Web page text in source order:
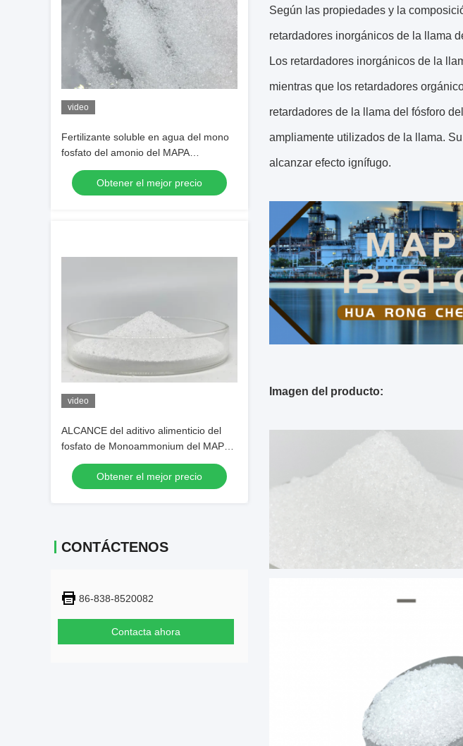
video
Fertilizante soluble en agua del mono
fosfato del amonio del MAPA
NH4H2PO4 de CAS 7722-76-1
Obtener el mejor precio
video
ALCANCE del aditivo alimenticio del
fosfato de Monoammonium del MAPA
de CAS 7722-76-1 ISO9001
Obtener el mejor precio
CONTÁCTENOS
86-838-8520082
Contacta ahora
Según las propiedades y la
retardadores inorgánicos de la llama
Los retardadores inorgánicos de la
mientras que los retardadores
retardadores de la llama del fósforo
ampliamente utilizados de la llama.
alcanzar efecto ignífugo.
Imagen del producto: